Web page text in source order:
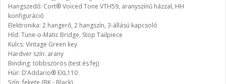
Hangszedő: Cort® Voiced Tone VTH59, aranyszínű házzal, HH
konfiguráció
Elektronika: 2 hangerő, 2 hangszín, 3-állású kapcsoló
Híd: Tune-o-Matic Bridge, Stop Tailpiece
Kulcs: Vintage Green key
Hardver szín: arany
Binding: többszörös (test és fej)
Húr: D’Addario® EXL110
Szín: fekete (BK - Black)